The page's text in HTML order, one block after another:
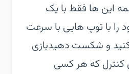
این ها فقط با یک
با توپ هایی با سرعت
کنید و شکست دهید‏بازی
کنترل که هر کسی